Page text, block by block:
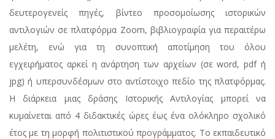
δευτερογενείς πηγές, βίντεο προσομοίωσης ιστορικών
αντιλογιών σε πλατφόρμα Zoom, βιβλιογραφία για περαιτέρω
μελέτη, ενώ για τη συνοπτική αποτίμηση του όλου
εγχειρήματος αρκεί η ανάρτηση των αρχείων (σε word, pdf ή
jpg) ή υπερσυνδέσμων στο αντίστοιχο πεδίο της πλατφόρμας.
Η διάρκεια μιας δράσης Ιστορικής Αντιλογίας μπορεί να
κυμαίνεται από 4 διδακτικές ώρες έως ένα ολόκληρο σχολικό
έτος με τη μορφή πολιτιστικού προγράμματος. Το εκπαιδευτικό